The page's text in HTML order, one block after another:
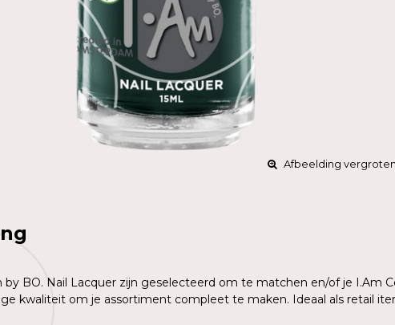
Afbeelding vergroten
by BO. Nail Lacquer zijn geselecteerd om te matchen en/of je I.Am
kwaliteit om je assortiment compleet te maken. Ideaal als retail